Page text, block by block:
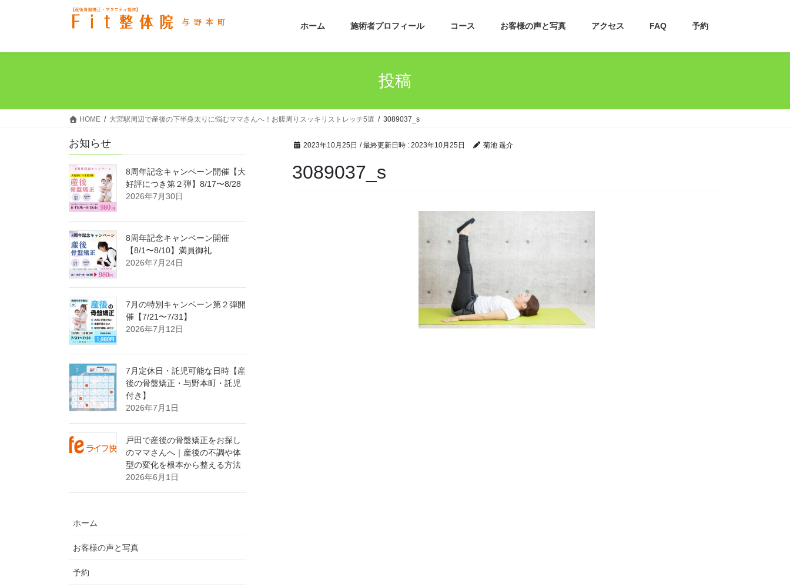
ホーム 施術者プロフィール コース お客様の声と写真 アクセス FAQ 予約
投稿
HOME 大宮駅周辺で産後の下半身太りに悩むママさんへ！お腹周りスッキリストレッチ5選 3089037_s
2023年10月25日 / 最終更新日時 : 2023年10月25日 菊池 遥介
3089037_s
お知らせ
8周年記念キャンペーン開催【大
好評につき第２弾】8/17〜8/28
2026年7月30日
8周年記念キャンペーン開催
【8/1〜8/10】満員御礼
2026年7月24日
7月の特別キャンペーン第２弾開
催【7/21〜7/31】
2026年7月12日
7月定休日・託児可能な日時【産
後の骨盤矯正・与野本町・託児
付き】
2026年7月1日
戸田で産後の骨盤矯正をお探し
のママさんへ｜産後の不調や体
型の変化を根本から整える方法
2026年6月1日
ホーム
お客様の声と写真
予約